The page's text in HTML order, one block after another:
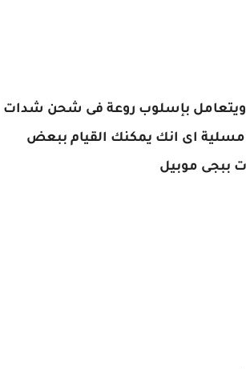
ويتعامل بإسلوب روعة فى شحن شدات
اى انك يمكنك القيام ببعض
ببجى موبيل